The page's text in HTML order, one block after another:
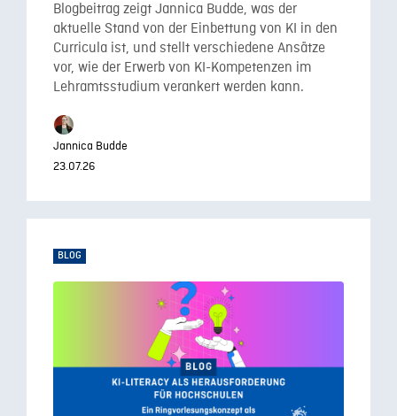
Blogbeitrag zeigt Jannica Budde, was der
aktuelle Stand von der Einbettung von KI in den
Curricula ist, und stellt verschiedene Ansätze
vor, wie der Erwerb von KI-Kompetenzen im
Lehramtsstudium verankert werden kann.
Jannica Budde
23.07.26
BLOG